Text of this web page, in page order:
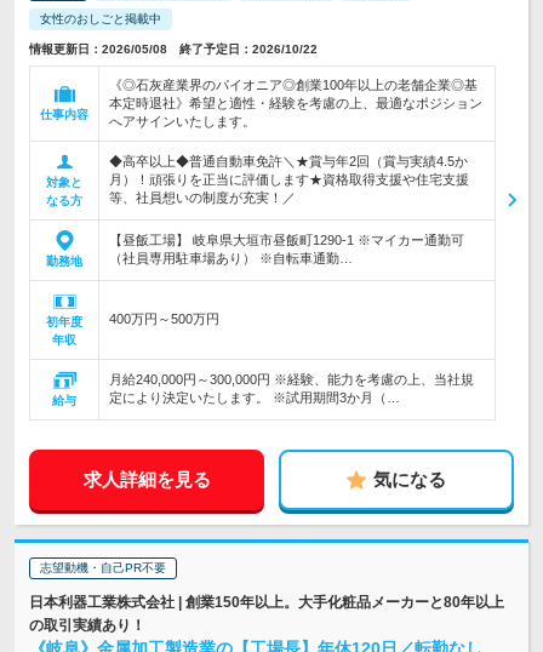
女性のおしごと掲載中
情報更新日：2026/05/08 終了予定日：2026/10/22
仕事内容
《◎石灰産業界のパイオニア◎創業100年以上の老舗企業◎基
本定時退社》希望と適性・経験を考慮の上、最適なポジション
へアサインいたします。
対象と
なる方
◆高卒以上◆普通自動車免許＼★賞与年2回（賞与実績4.5か
月）！頑張りを正当に評価します★資格取得支援や住宅支援
等、社員想いの制度が充実！／
勤務地
【昼飯工場】 岐阜県大垣市昼飯町1290-1 ※マイカー通勤可
（社員専用駐車場あり） ※自転車通勤…
初年度
年収
400万円～500万円
給与
月給240,000円～300,000円 ※経験、能力を考慮の上、当社規
定により決定いたします。 ※試用期間3か月（…
求人詳細を見る 気になる
志望動機・自己PR不要
日本利器工業株式会社 | 創業150年以上。大手化粧品メーカーと80年以上
の取引実績あり！